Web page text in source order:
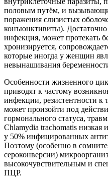
половым путём, и
поражения слизистых
конъюнктивиты).
инфекция, может протекать
хронизируется,
которые иногда у женщин
невынашивания
Особенности жизненного
приводят к частому
инфекции, резистентности к
может произойти под
гормонального статуса,
Chlamydia trachomatis низкая
у 50% инфицированных
Поэтому (особенно в
сероконверсии)
высокочувствительным и
ПЦР.